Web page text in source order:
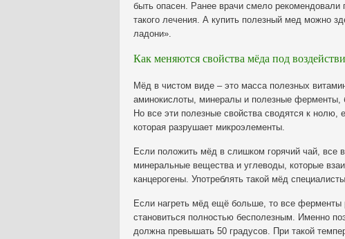
быть опасен. Ранее врачи смело рекомендовали
такого лечения. А купить полезный мед можно
ладони».
Как меняются свойства мёда под
Мёд в чистом виде – это масса полезных
аминокислоты, минералы и полезные ферменты,
Но все эти полезные свойства сводятся к нолю,
которая разрушает микроэлементы.
Если положить мёд в слишком горячий чай, все
минеральные вещества и углеводы, которые
канцерогены. Употреблять такой мёд
Если нагреть мёд ещё больше, то все ферменты
становиться полностью бесполезным. Именно
должна превышать 50 градусов. При такой